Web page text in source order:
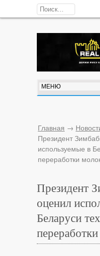
Главная →
Президент
используемые в
переработки
Президент
оценил
Беларуси